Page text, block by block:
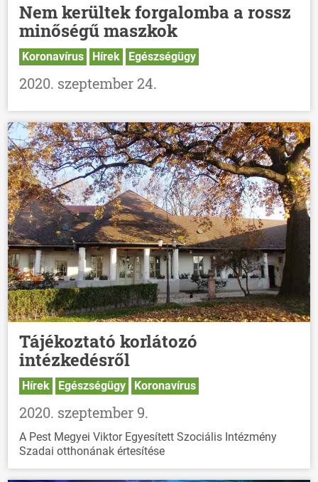
Nem kerültek forgalomba a rossz
minőségű maszkok
Koronavírus Hírek Egészségügy
2020. szeptember 24.
Tájékoztató korlátozó
intézkedésről
Hírek Egészségügy Koronavírus
2020. szeptember 9.
A Pest Megyei Viktor Egyesített Szociális Intézmény
Szadai otthonának értesítése